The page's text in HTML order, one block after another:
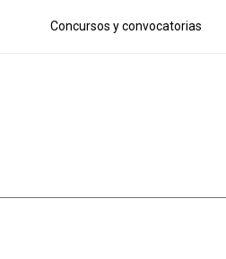
Concursos y convocatorias